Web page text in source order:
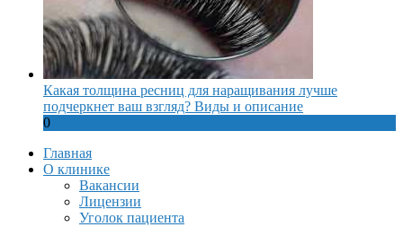
Какая толщина ресниц для наращивания лучше
подчеркнет ваш взгляд? Виды и описание
0
Главная
О клинике
Вакансии
Лицензии
Уголок пациента